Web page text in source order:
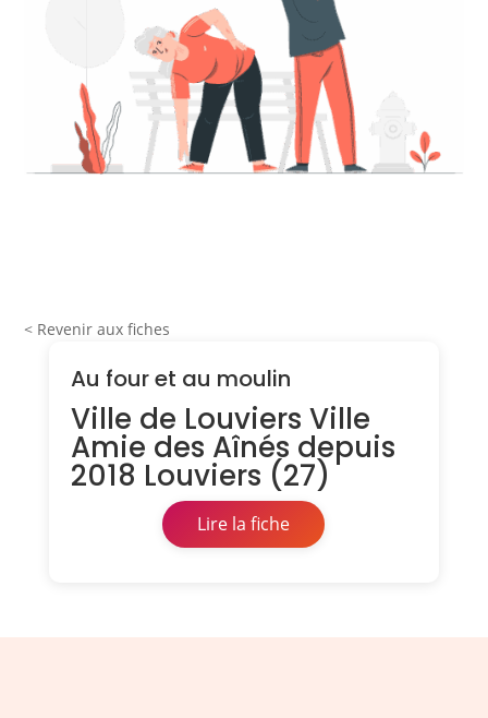
< Revenir aux fiches
Au four et au moulin
Ville de Louviers Ville
Amie des Aînés depuis
2018 Louviers (27)
Lire la fiche